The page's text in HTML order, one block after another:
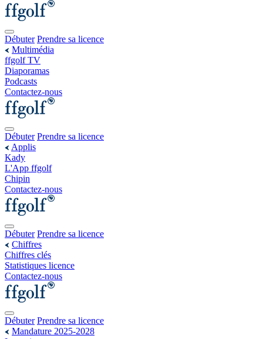
Débuter Prendre sa licence
Multimédia
ffgolf TV
Diaporamas
Podcasts
Contactez-nous
Débuter Prendre sa licence
Applis
Kady
L'App ffgolf
Chipin
Contactez-nous
Débuter Prendre sa licence
Chiffres
Chiffres clés
Statistiques licence
Contactez-nous
Débuter Prendre sa licence
Mandature 2025-2028